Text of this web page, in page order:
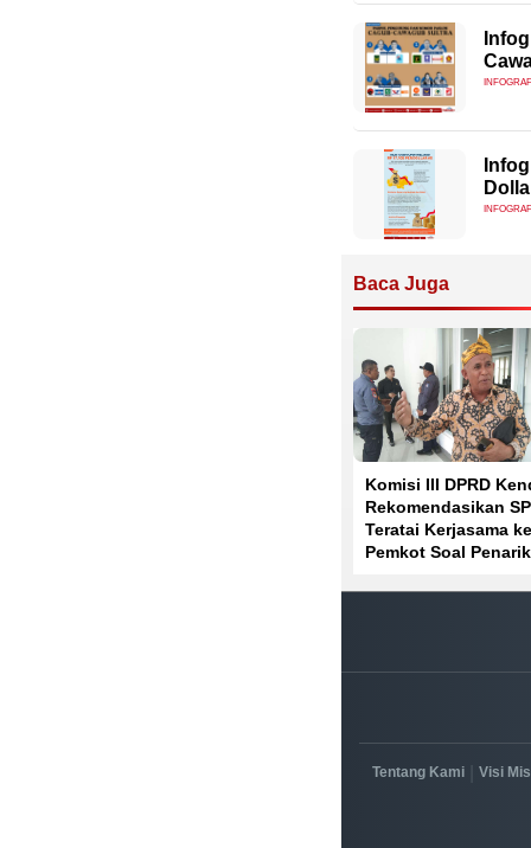
Baca Juga
Komisi III DPRD
Rekomendasikan
Teratai Kerjasama ke
Pemkot Soal
Tentang Kami Visi